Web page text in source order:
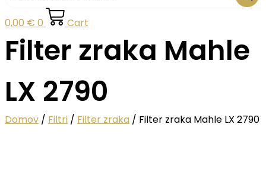
0,00 € 0 Cart
Filter zraka Mahle
LX 2790
Domov / Filtri / Filter zraka / Filter zraka Mahle LX 2790